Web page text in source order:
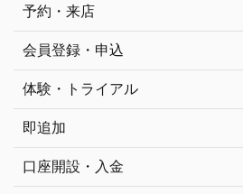
予約・来店
会員登録・申込
体験・トライアル
即追加
口座開設・入金